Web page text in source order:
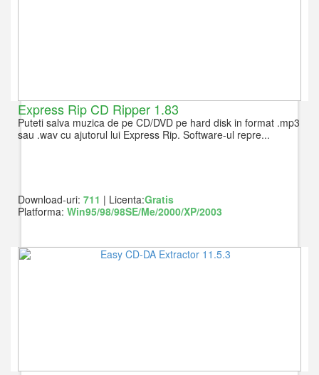
Express Rip CD Ripper 1.83
Puteti salva muzica de pe CD/DVD pe hard disk in format .mp3
sau .wav cu ajutorul lui Express Rip. Software-ul repre...
Download-uri:711 | Licenta:Gratis
Platforma:Win95/98/98SE/Me/2000/XP/2003